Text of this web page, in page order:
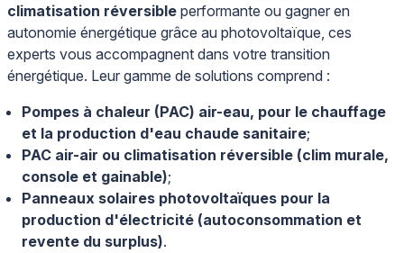
climatisation réversible performante ou gagner en
autonomie énergétique grâce au photovoltaïque, ces
experts vous accompagnent dans votre transition
énergétique. Leur gamme de solutions comprend :
Pompes à chaleur (PAC) air-eau, pour le chauffage
et la production d'eau chaude sanitaire;
PAC air-air ou climatisation réversible (clim murale,
console et gainable);
Panneaux solaires photovoltaïques pour la
production d'électricité (autoconsommation et
revente du surplus).